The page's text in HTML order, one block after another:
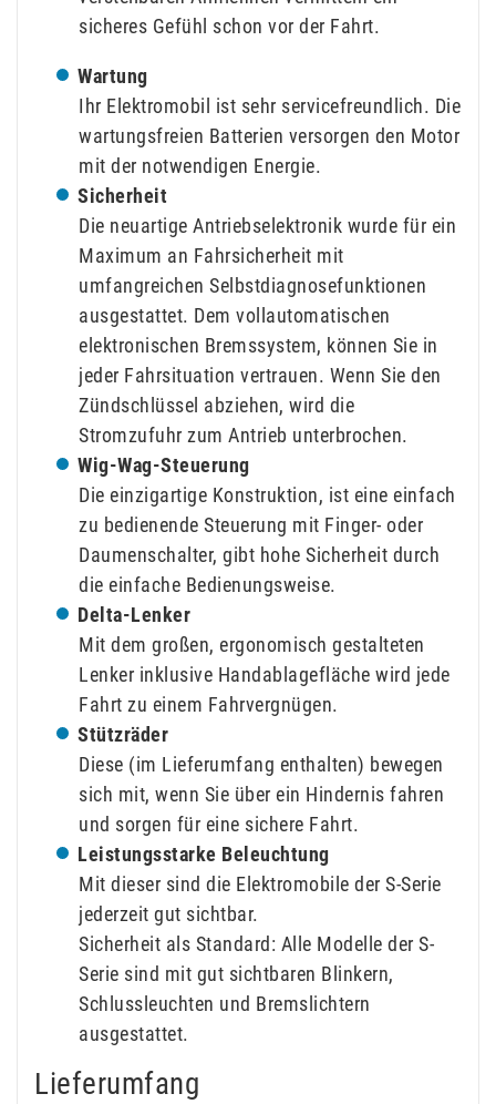
sicheres Gefühl schon vor der Fahrt.
Wartung
Ihr Elektromobil ist sehr servicefreundlich. Die
wartungsfreien Batterien versorgen den Motor
mit der notwendigen Energie.
Sicherheit
Die neuartige Antriebselektronik wurde für ein
Maximum an Fahrsicherheit mit
umfangreichen Selbstdiagnosefunktionen
ausgestattet. Dem vollautomatischen
elektronischen Bremssystem, können Sie in
jeder Fahrsituation vertrauen. Wenn Sie den
Zündschlüssel abziehen, wird die
Stromzufuhr zum Antrieb unterbrochen.
Wig-Wag-Steuerung
Die einzigartige Konstruktion, ist eine einfach
zu bedienende Steuerung mit Finger- oder
Daumenschalter, gibt hohe Sicherheit durch
die einfache Bedienungsweise.
Delta-Lenker
Mit dem großen, ergonomisch gestalteten
Lenker inklusive Handablagefläche wird jede
Fahrt zu einem Fahrvergnügen.
Stützräder
Diese (im Lieferumfang enthalten) bewegen
sich mit, wenn Sie über ein Hindernis fahren
und sorgen für eine sichere Fahrt.
Leistungsstarke Beleuchtung
Mit dieser sind die Elektromobile der S-Serie
jederzeit gut sichtbar.
Sicherheit als Standard: Alle Modelle der S-
Serie sind mit gut sichtbaren Blinkern,
Schlussleuchten und Bremslichtern
ausgestattet.
Lieferumfang